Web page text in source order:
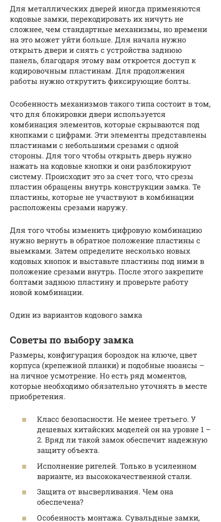
Для металлических дверей иногда применяются
кодовые замки, перекодировать их ничуть не
сложнее, чем стандартные механизмы, но времени
на это может уйти больше. Для начала нужно
открыть двери и снять с устройства заднюю
панель, благодаря этому вам откроется доступ к
кодировочным пластинам. Для продолжения
работы нужно открутить фиксирующие болты.
Особенность механизмов такого типа состоит в том,
что для блокировки двери используется
комбинация элементов, которые скрываются под
кнопками с цифрами. Эти элементы представлены
пластинами с небольшими срезами с одной
стороны. Для того чтобы открыть дверь нужно
нажать на кодовые кнопки и они разблокируют
систему. Происходит это за счет того, что срезы
пластин обращены внутрь конструкции замка. Те
пластины, которые не участвуют в комбинации
расположены срезами наружу.
Для того чтобы изменить цифровую комбинацию
нужно вернуть в обратное положение пластины с
выемками. Затем определите несколько новых
кодовых кнопок и выставьте пластины под ними в
положение срезами внутрь. После этого закрепите
болтами заднюю пластину и проверьте работу
новой комбинации.
Один из вариантов кодового замка
Советы по выбору замка
Размеры, конфигурация бороздок на ключе, цвет
корпуса (крепежной планки) и подобные нюансы –
на личное усмотрение. Но есть ряд моментов,
которые необходимо обязательно уточнять в месте
приобретения.
Класс безопасности. Не менее третьего. У
дешевых китайских моделей он на уровне 1 –
2. Вряд ли такой замок обеспечит надежную
защиту объекта.
Исполнение ригелей. Только в усиленном
варианте, из высококачественной стали.
Защита от высверливания. Чем она
обеспечена?
Особенность монтажа. Сувальдные замки,